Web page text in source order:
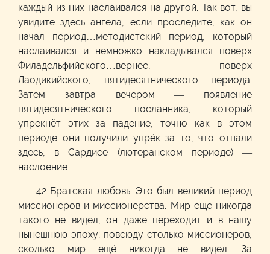
каждый из них наслаивался на другой. Так вот, вы
увидите здесь ангела, если проследите, как он
начал период…методистский период, который
наслаивался и немножко накладывался поверх
Филадельфийского…вернее, поверх
Лаодикийского, пятидесятнического периода.
Затем завтра вечером — появление
пятидесятнического посланника, который
упрекнёт этих за падение, точно как в этом
периоде они получили упрёк за то, что отпали
здесь, в Сардисе (лютеранском периоде) —
наслоение.
42 Братская любовь. Это был великий период
миссионеров и миссионерства. Мир ещё никогда
такого не видел, он даже переходит и в нашу
нынешнюю эпоху; повсюду столько миссионеров,
сколько мир ещё никогда не видел. За